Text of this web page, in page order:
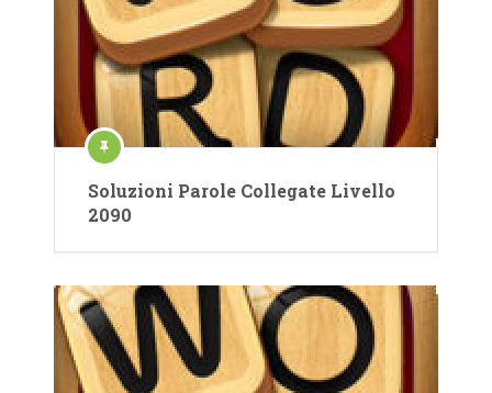
Soluzioni Parole Collegate Livello
2090